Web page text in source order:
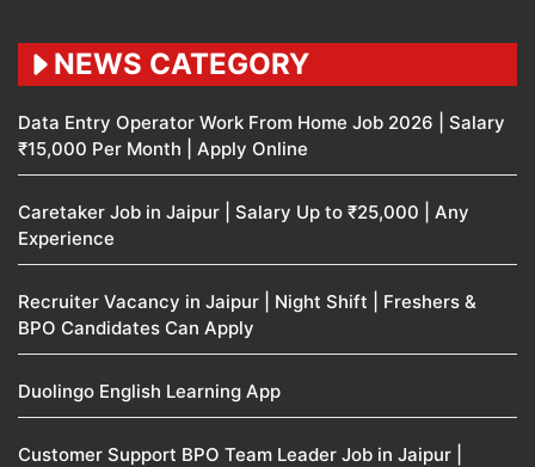
NEWS CATEGORY
Data Entry Operator Work From Home Job 2026 | Salary
₹15,000 Per Month | Apply Online
Caretaker Job in Jaipur | Salary Up to ₹25,000 | Any
Experience
Recruiter Vacancy in Jaipur | Night Shift | Freshers &
BPO Candidates Can Apply
Duolingo English Learning App
Customer Support BPO Team Leader Job in Jaipur |